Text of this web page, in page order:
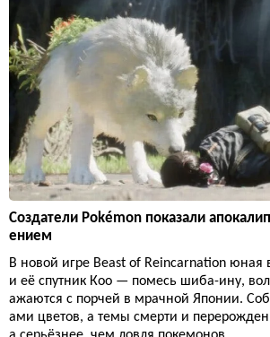
Создатели Pokémon показали
ением
В новой игре Beast of Reincarnation
и её спутник Кoo — помесь шиба-ину,
ажаются с порчей в мрачной Японии.
ами цветов, а темы смерти и